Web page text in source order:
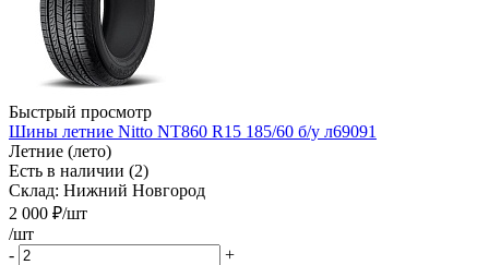
Быстрый просмотр
Шины летние Nitto NT860 R15 185/60 б/у л69091
Летние (лето)
Есть в наличии (2)
Склад: Нижний Новгород
2 000 ₽/шт
/шт
-
+